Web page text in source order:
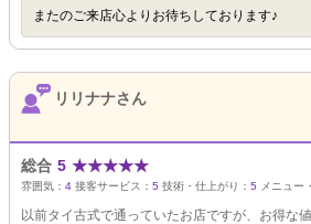
またのご来店心よりお待ちしております♪
リリナナさん
総合 5 ★★★★★
雰囲気： 4 接客サービス： 5 技術・仕上がり： 5 メニュー
以前タイ古式で通っていたお店ですが、お得な